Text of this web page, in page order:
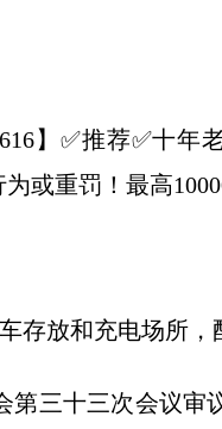
】✅推荐✅十
或重罚！最高
存放和充电场所
第三十三次会议